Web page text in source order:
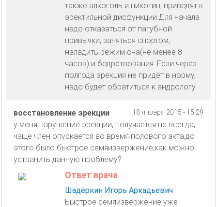
также алкоголь и никотин, приводят к
эректильной дисфункции.Для начала
надо отказаться от пагубной
привычки, заняться спортом,
наладить режим сна(не менее 8
часов) и бодрствования. Если через
полгода эрекция не придёт в норму,
надо будет обратиться к андрологу.
18 января 2015 - 15:29
восстановление эрекции
у меня нарушение эрекции, получается не всегда,
чаще член опускается во время полового акта,до
этого было быстрое семяизвержение,как можно
устранить данную проблему?
Ответ врача
Шадёркин Игорь Аркадьевич
Быстрое семяизвержение уже